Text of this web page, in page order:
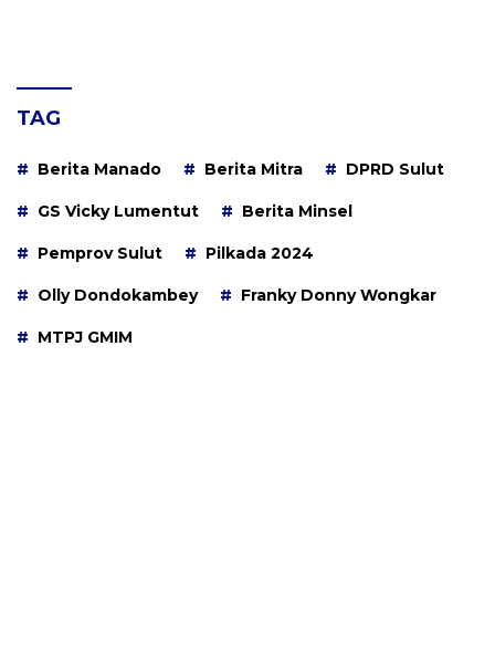
TAG
Berita Manado Berita Mitra DPRD Sulut
GS Vicky Lumentut Berita Minsel
Pemprov Sulut Pilkada 2024
Olly Dondokambey Franky Donny Wongkar
MTPJ GMIM